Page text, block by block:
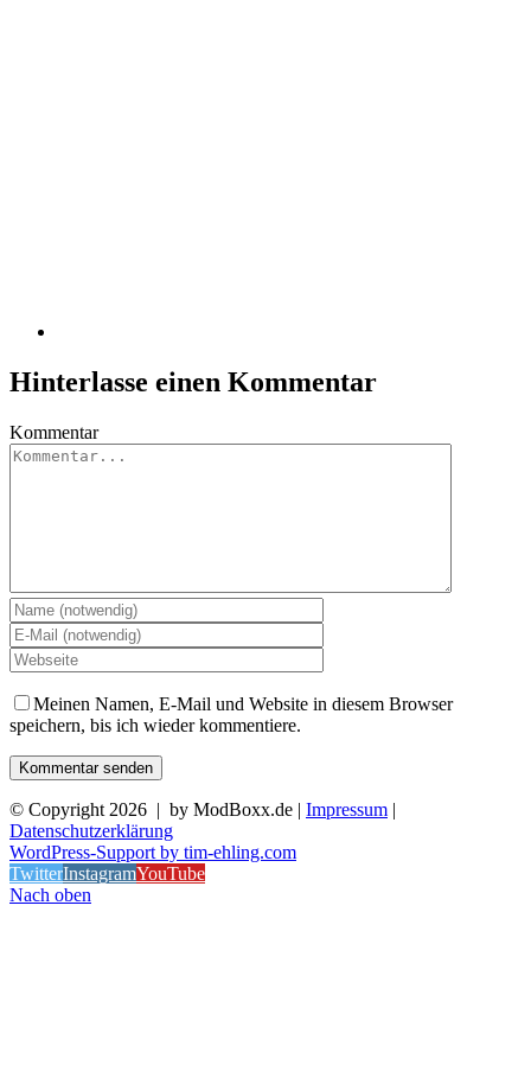
Hinterlasse einen Kommentar
Kommentar
Meinen Namen, E-Mail und Website in diesem Browser
speichern, bis ich wieder kommentiere.
© Copyright 2026 | by ModBoxx.de | Impressum |
Datenschutzerklärung
WordPress-Support by tim-ehling.com
TwitterInstagramYouTube
Nach oben